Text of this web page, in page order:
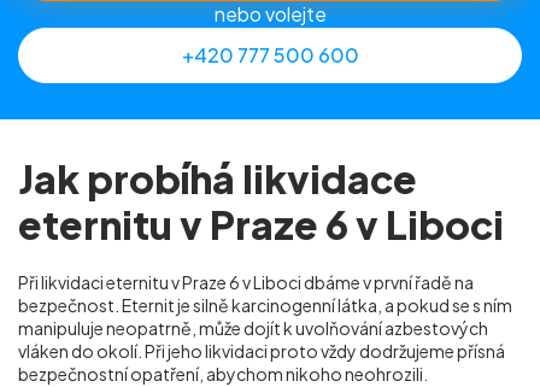
nebo volejte
+420 777 500 600
Jak probíhá likvidace
eternitu v Praze 6 v Liboci
Při likvidaci eternitu v Praze 6 v Liboci dbáme v první řadě na
bezpečnost. Eternit je silně karcinogenní látka, a pokud se s ním
manipuluje neopatrně, může dojít k uvolňování azbestových
vláken do okolí. Při jeho likvidaci proto vždy dodržujeme přísná
bezpečnostní opatření, abychom nikoho neohrozili.